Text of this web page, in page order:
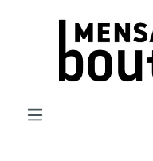
Zum Hauptinhalt springen